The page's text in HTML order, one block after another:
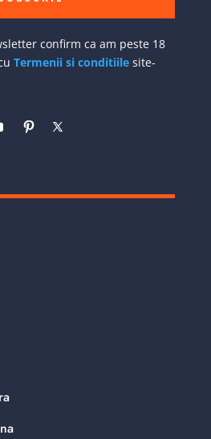
confirm ca am peste 18
Termenii si conditiilesite-